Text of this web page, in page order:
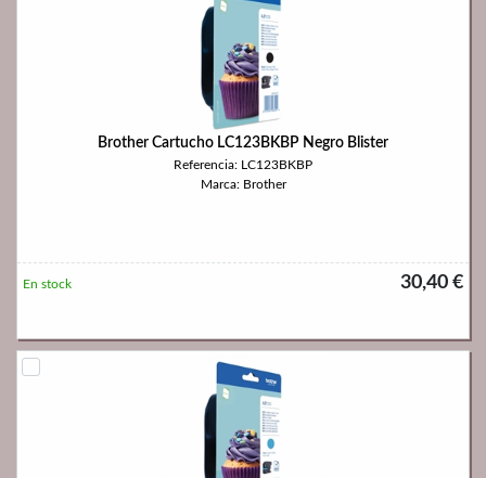
Brother Cartucho LC123BKBP Negro Blister
Referencia: LC123BKBP
Marca: Brother
30,40 €
En stock